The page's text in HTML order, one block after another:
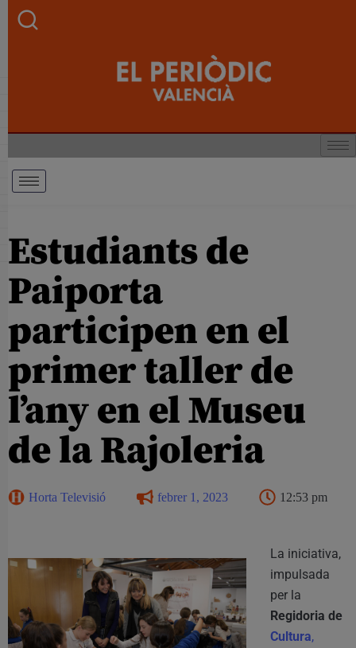
Estudiants de
Paiporta
participen en el
primer taller de
l’any en el Museu
de la Rajoleria
Horta Televisió febrer 1, 2023 12:53 pm
La iniciativa,
impulsada
per la
Regidoria de
Cultura,